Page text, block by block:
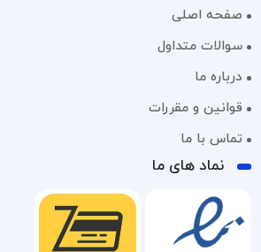
صفحه اصلی
سوالات متداول
درباره ما
قوانین و مقررات
تماس با ما
نماد های ما